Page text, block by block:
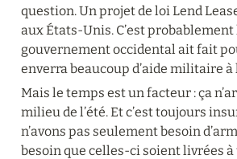
question. Un projet de loi Lend
aux États-Unis. C’est probablement
gouvernement occidental ait fait
enverra beaucoup d’aide militaire à
Mais le temps est un facteur : ça
milieu de l’été. Et c’est toujours
n’avons pas seulement besoin
besoin que celles-ci soient livrées à